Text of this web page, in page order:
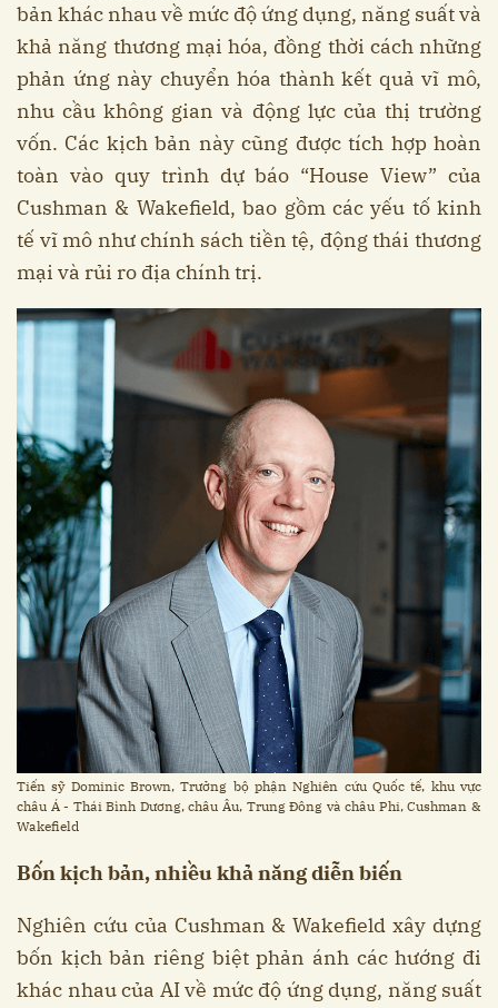
bản khác nhau về mức độ ứng dụng, năng suất và
khả năng thương mại hóa, đồng thời cách những
phản ứng này chuyển hóa thành kết quả vĩ mô,
nhu cầu không gian và động lực của thị trường
vốn. Các kịch bản này cũng được tích hợp hoàn
toàn vào quy trình dự báo “House View” của
Cushman & Wakefield, bao gồm các yếu tố kinh
tế vĩ mô như chính sách tiền tệ, động thái thương
mại và rủi ro địa chính trị.
Tiến sỹ Dominic Brown, Trưởng bộ phận Nghiên cứu Quốc tế, khu vực
châu Á - Thái Bình Dương, châu Âu, Trung Đông và châu Phi, Cushman &
Wakefield
Bốn kịch bản, nhiều khả năng diễn biến
Nghiên cứu của Cushman & Wakefield xây dựng
bốn kịch bản riêng biệt phản ánh các hướng đi
khác nhau của AI về mức độ ứng dụng, năng suất